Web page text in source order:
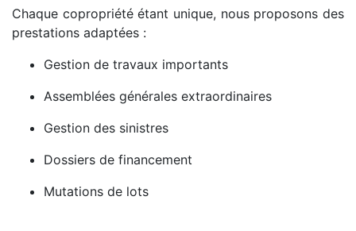
Chaque copropriété étant unique, nous proposons des
prestations adaptées :
Gestion de travaux importants
Assemblées générales extraordinaires
Gestion des sinistres
Dossiers de financement
Mutations de lots